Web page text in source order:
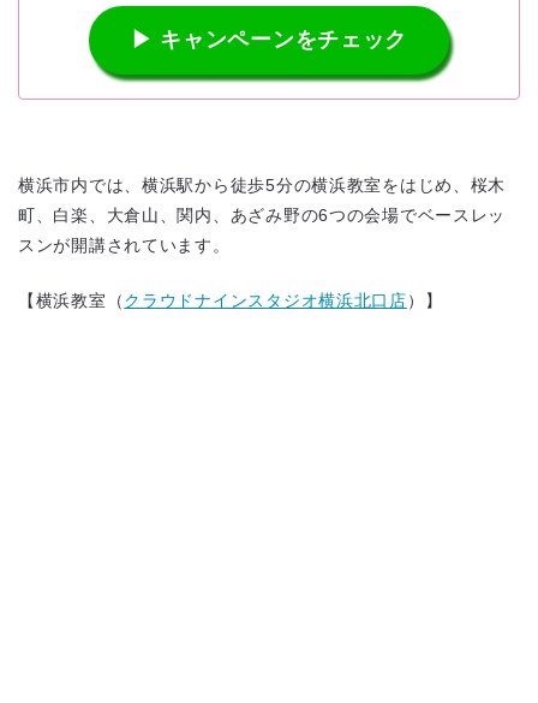
▶ キャンペーンをチェック
横浜市内では、横浜駅から徒歩5分の横浜教室をはじめ、桜木
町、白楽、大倉山、関内、あざみ野の6つの会場でベースレッ
スンが開講されています。
【横浜教室（クラウドナインスタジオ横浜北口店）】